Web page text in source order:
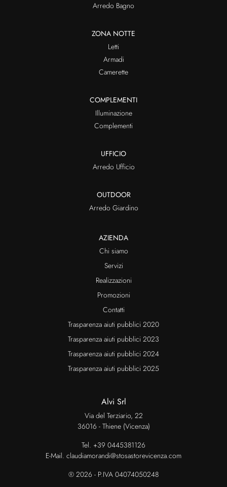
Arredo Bagno
ZONA NOTTE
Letti
Armadi
Camerette
COMPLEMENTI
Illuminazione
Complementi
UFFICIO
Arredo Ufficio
OUTDOOR
Arredo Giardino
AZIENDA
Chi siamo
Servizi
Realizzazioni
Promozioni
Contatti
Trasparenza aiuti pubblici 2020
Trasparenza aiuti pubblici 2023
Trasparenza aiuti pubblici 2024
Trasparenza aiuti pubblici 2025
Alvi Srl
Via del Terziario, 22
36016 - Thiene (Vicenza)
Tel. +39 0445381126
E-Mail. claudiamorandi@stosastorevicenza.com
® 2026 - P.IVA 04074050248